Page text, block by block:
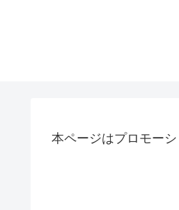
本ページはプロモーシ